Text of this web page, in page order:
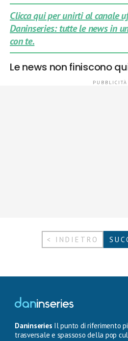
Clicca qui per unirti al canale
Daninseries: tutte le news in
con te.
Le news non finiscono
< INDIETRO
Daninseries Il punto di riferimento
trasversale e spassoso della pop